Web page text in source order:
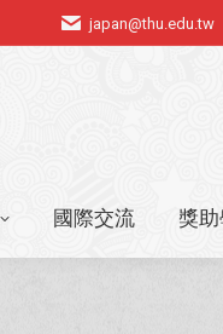
japan@thu.edu.tw
國際交流 獎
國際交流 獎